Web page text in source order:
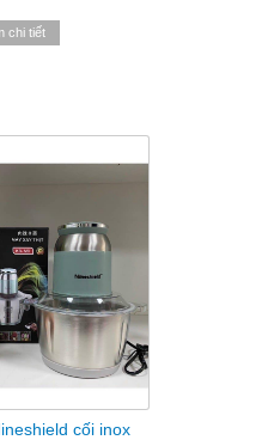
chi tiết
cối inox